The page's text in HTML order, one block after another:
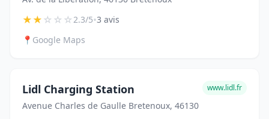
★★☆☆☆2.3/5•3 avis
📍 Google Maps
Lidl Charging Station
Avenue Charles de Gaulle Bretenoux, 46130
www.lidl.fr